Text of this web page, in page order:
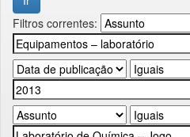
Filtros correntes: